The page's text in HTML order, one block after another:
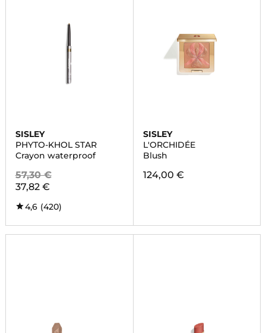
SISLEY
PHYTO-KHOL STAR
Crayon waterproof
57,30 €
37,82 €
4,6 (420)
SISLEY
L'ORCHIDÉE
Blush
124,00 €